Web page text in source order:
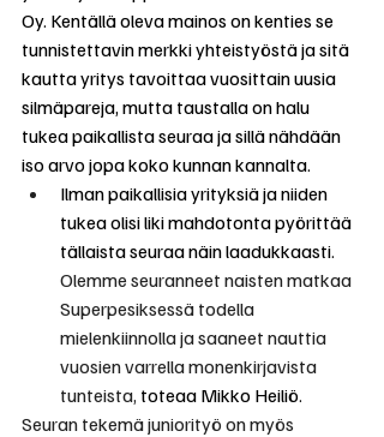
Oy. Kentällä oleva mainos on kenties se
tunnistettavin merkki yhteistyöstä ja sitä
kautta yritys tavoittaa vuosittain uusia
silmäpareja, mutta taustalla on halu
tukea paikallista seuraa ja sillä nähdään
iso arvo jopa koko kunnan kannalta.
Ilman paikallisia yrityksiä ja niiden
tukea olisi liki mahdotonta pyörittää
tällaista seuraa näin laadukkaasti.
Olemme seuranneet naisten matkaa
Superpesiksessä todella
mielenkiinnolla ja saaneet nauttia
vuosien varrella monenkirjavista
tunteista, toteaa Mikko Heiliö.
Seuran tekemä juniorityö on myös